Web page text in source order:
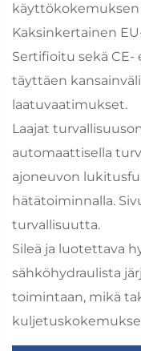
Kaksinkertainen
Sertifioitu sekä CE-
täyttäen
laatuvaatimukset.
Laajat
automaattisella
ajoneuvon
hätätoiminnalla.
turvallisuutta.
Sileä ja luotettava
sähköhydraulista
toimintaan, mikä